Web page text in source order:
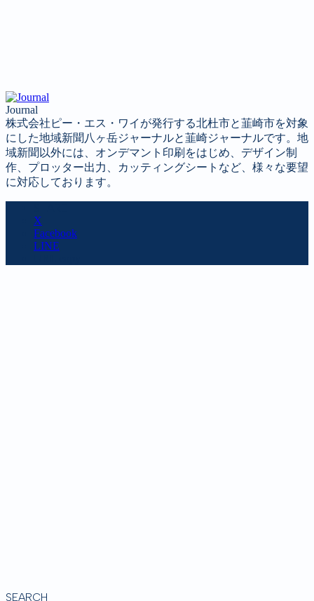
Journal
株式会社ピー・エス・ワイが発行する北杜市と韮崎市を対象
にした地域新聞八ヶ岳ジャーナルと韮崎ジャーナルです。地
域新聞以外には、オンデマント印刷をはじめ、デザイン制
作、プロッター出力、カッティングシートなど、様々な要望
に対応しております。
X
Facebook
LINE
SEARCH